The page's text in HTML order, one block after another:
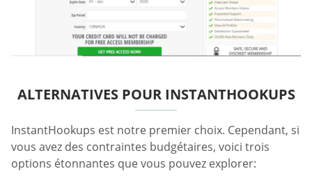
ALTERNATIVES POUR INSTANTHOOKUPS
InstantHookups est notre premier choix. Cependant, si
vous avez des contraintes budgétaires, voici trois
options étonnantes que vous pouvez explorer: